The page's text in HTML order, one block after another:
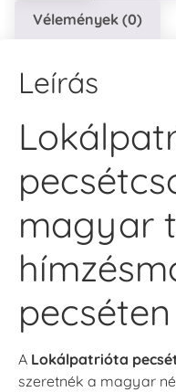
Vélemények (0)
Leírás
magyar
pecséten
A Lokálpatrióta
szeretnék a magyar